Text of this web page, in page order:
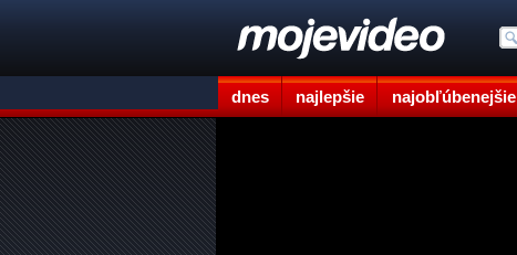
dnes najlepšie najobľúbenejšie